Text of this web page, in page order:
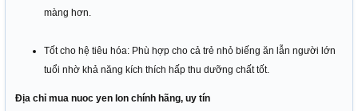
màng hơn.
Tốt cho hệ tiêu hóa: Phù hợp cho cả trẻ nhỏ biếng ăn lẫn người lớn
tuổi nhờ khả năng kích thích hấp thu dưỡng chất tốt.
Địa chỉ mua nuoc yen lon chính hãng, uy tín